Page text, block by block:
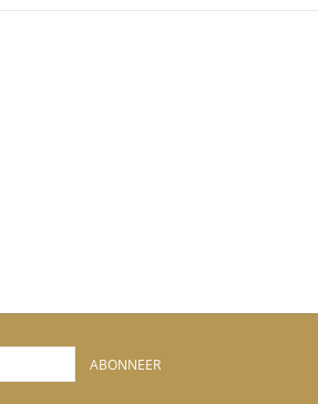
ABONNEER